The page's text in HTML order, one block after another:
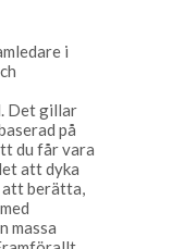
i
Det gillar
på
du får vara
att dyka
att berätta,
massa